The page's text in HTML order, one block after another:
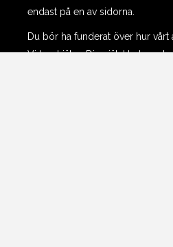
endast på en av sidorna.
Du bör ha funderat över hur vårt
Vi kan hjälpa Dig självklart med